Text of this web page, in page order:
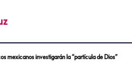
mexicanos investigarán la “partícula de Dios”